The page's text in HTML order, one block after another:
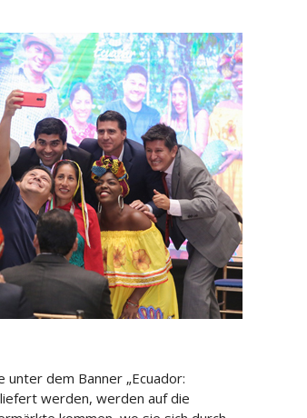
unter dem Banner „Ecuador:
werden, werden auf die